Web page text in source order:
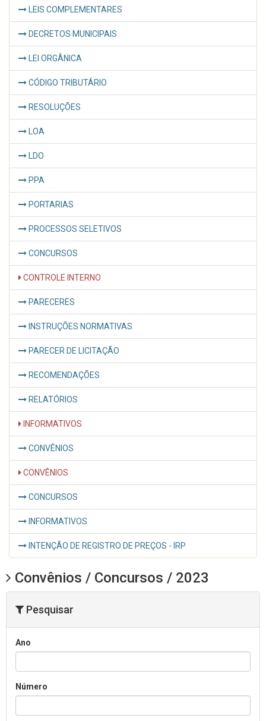
LEIS COMPLEMENTARES
DECRETOS MUNICIPAIS
LEI ORGÂNICA
CÓDIGO TRIBUTÁRIO
RESOLUÇÕES
LOA
LDO
PPA
PORTARIAS
PROCESSOS SELETIVOS
CONCURSOS
CONTROLE INTERNO
PARECERES
INSTRUÇÕES NORMATIVAS
PARECER DE LICITAÇÃO
RECOMENDAÇÕES
RELATÓRIOS
INFORMATIVOS
CONVÊNIOS
CONVÊNIOS
CONCURSOS
INFORMATIVOS
INTENÇÃO DE REGISTRO DE PREÇOS - IRP
Convênios / Concursos / 2023
Pesquisar
Ano
Número